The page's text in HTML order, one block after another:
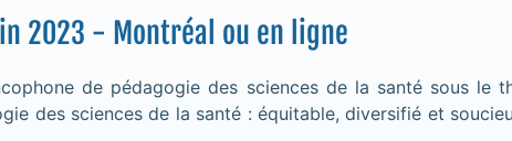
2023 - Montréal ou en ligne
de pédagogie des sciences de la santé sous le
des sciences de la santé : équitable, diversifié et